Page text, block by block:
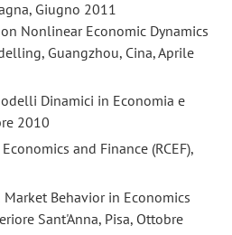
Giugno 2011
Nonlinear Economic Dynamics
Guangzhou, Cina, Aprile
Dinamici in Economia e
2010
and Finance (RCEF),
Behavior in Economics
Sant'Anna, Pisa, Ottobre